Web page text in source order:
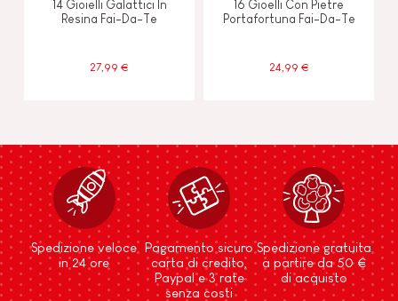
14 Gioielli Galattici In
Resina Fai-Da-Te
27,99 €
16 Gioelli Con Pietre
Portafortuna Fai-Da-Te
24,99 €
Spedizione veloce
in 24 ore
Pagamento sicuro
carta di credito,
Paypal e 3 rate
senza costi
Spedizione gratuita
a partire da 50 €
di acquisto